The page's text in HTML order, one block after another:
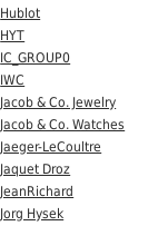
Hublot
HYT
IC_GROUP0
IWC
Jacob & Co. Jewelry
Jacob & Co. Watches
Jaeger-LeCoultre
Jaquet Droz
JeanRichard
Jorg Hysek